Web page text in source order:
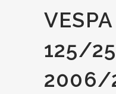
125/
2006/